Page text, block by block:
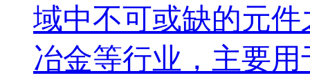
域中不可或缺的元件之一
冶金等行业，主要